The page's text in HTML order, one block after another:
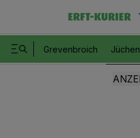
Grevenbroich Jüchen